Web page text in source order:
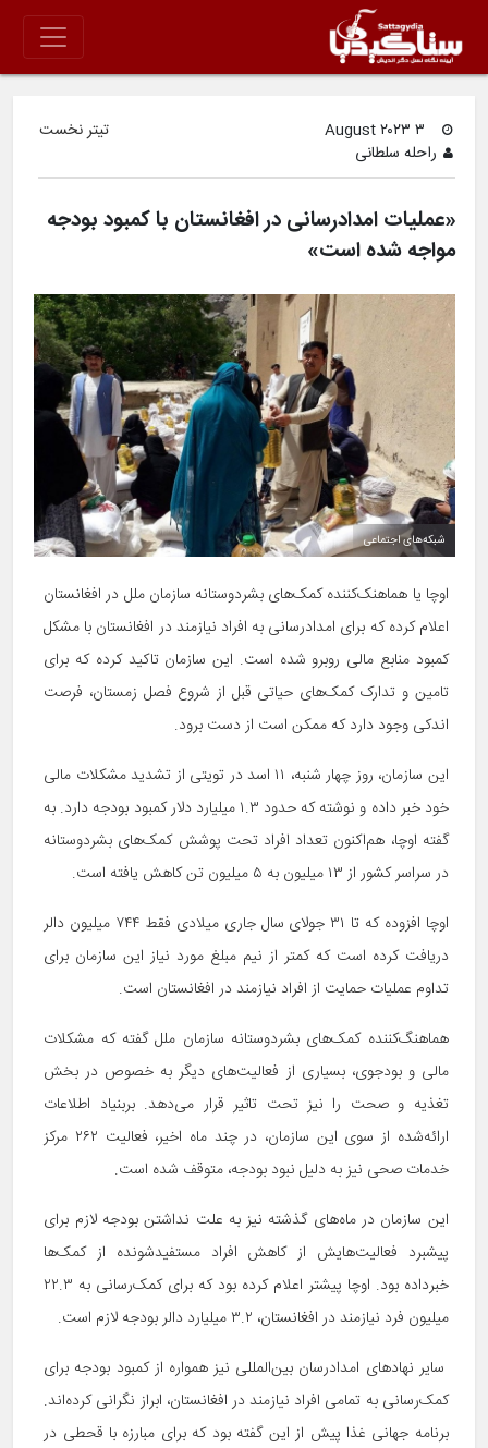
راحله سلطانی
تیتر نخست
«عملیات امدادرسانی در افغانستان با کمبود بودجه
مواجه شده است»
شبکه‌های اجتماعی
اوچا یا هماهنک‌کننده کمک‌های بشردوستانه سازمان ملل در افغانستان
اعلام کرده که برای امدادرسانی به افراد نیازمند در افغانستان با مشکل
کمبود منابع مالی روبرو شده است. این سازمان تاکید کرده که برای
تامین و تدارک کمک‌های حیاتی قبل از شروع فصل زمستان، فرصت
اندکی وجود دارد که ممکن است از دست برود.
این سازمان، روز چهار شنبه، ۱۱ اسد در تویتی از تشدید مشکلات مالی
خود خبر داده و نوشته که حدود ۱.۳ میلیارد دلار کمبود بودجه دارد. به
گفته اوچا، هم‌اکنون تعداد افراد تحت پوشش کمک‌های بشردوستانه
در سراسر کشور از ۱۳ میلیون به ۵ میلیون تن کاهش یافته است.
اوچا افزوده که تا ۳۱ جولای سال جاری میلادی فقط ۷۴۴ میلیون دالر
دریافت کرده است که کمتر از نیم مبلغ مورد نیاز این سازمان برای
تداوم عملیات حمایت از افراد نیازمند در افغانستان است.
هماهنگ‌کننده کمک‌های بشردوستانه سازمان ملل گفته که مشکلات
مالی و بودجوی، بسیاری از فعالیت‌های دیگر به خصوص در بخش
تغذیه و صحت را نیز تحت تاثیر قرار می‌دهد. بربنیاد اطلاعات
ارائه‌شده از سوی این سازمان، در چند ماه اخیر، فعالیت ۲۶۲ مرکز
خدمات صحی نیز به دلیل نبود بودجه، متوقف شده است.
این سازمان در ماه‌های گذشته نیز به علت نداشتن بودجه لازم برای
پیشبرد فعالیت‌هایش از کاهش افراد مستفیدشونده از کمک‌ها
خبرداده بود. اوچا پیشتر اعلام کرده بود که برای کمک‌رسانی به ۲۲.۳
میلیون فرد نیازمند در افغانستان، ۳.۲ میلیارد دالر بودجه لازم است.
سایر نهادهای امدادرسان بین‌المللی نیز همواره از کمبود بودجه برای
کمک‌رسانی به تمامی افراد نیازمند در افغانستان، ابراز نگرانی کرده‌اند.
برنامه جهانی غذا پیش از این گفته بود که برای مبارزه با قحطی در